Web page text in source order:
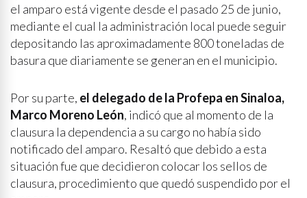
el amparo está vigente desde el pasado 25 de junio,
mediante el cual la administración local puede seguir
depositando las aproximadamente 800 toneladas de
basura que diariamente se generan en el municipio.
Por su parte, el delegado de la Profepa en Sinaloa,
Marco Moreno León, indicó que al momento de la
clausura la dependencia a su cargo no había sido
notificado del amparo. Resaltó que debido a esta
situación fue que decidieron colocar los sellos de
clausura, procedimiento que quedó suspendido por el